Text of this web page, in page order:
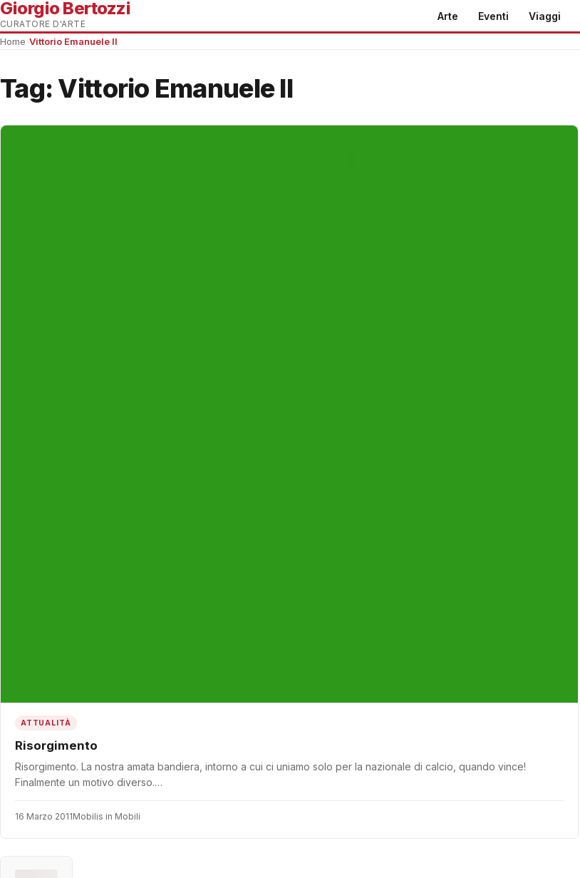
Giorgio Bertozzi
CURATORE D'ARTE
Arte Eventi Viaggi
Home Vittorio Emanuele II
Tag: Vittorio Emanuele II
ATTUALITÀ
Risorgimento
Risorgimento. La nostra amata bandiera, intorno a cui ci uniamo solo per la nazionale di calcio, quando vince!
Finalmente un motivo diverso.…
16 Marzo 2011Mobilis in Mobili